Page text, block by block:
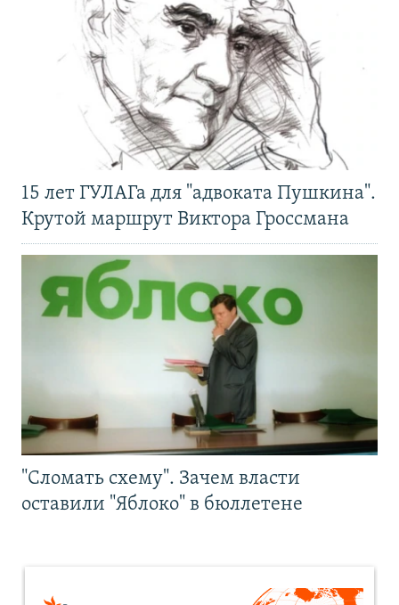
15 лет ГУЛАГа для "адвоката Пушкина".
Крутой маршрут Виктора Гроссмана
"Сломать схему". Зачем власти
оставили "Яблоко" в бюллетене